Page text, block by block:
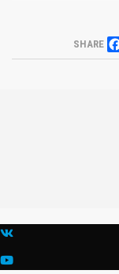
SHARE